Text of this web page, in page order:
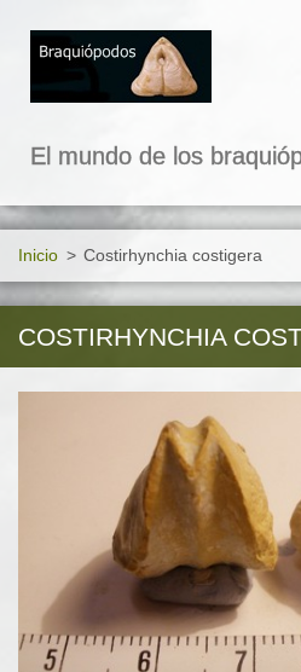
El mundo de los
Inicio > Costirhynchia costigera
COSTIRHYNCHIA